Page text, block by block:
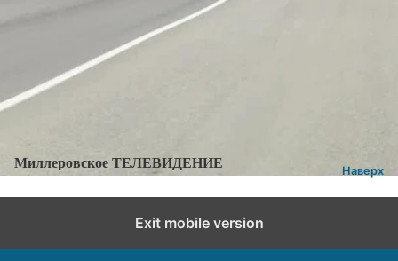
Новости,Новости города и района
Миллеровское ТЕЛЕВИДЕНИЕ Наверх
Exit mobile version